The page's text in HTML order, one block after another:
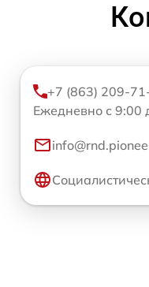
+7 (863) 209-
Ежедневно с 9:00